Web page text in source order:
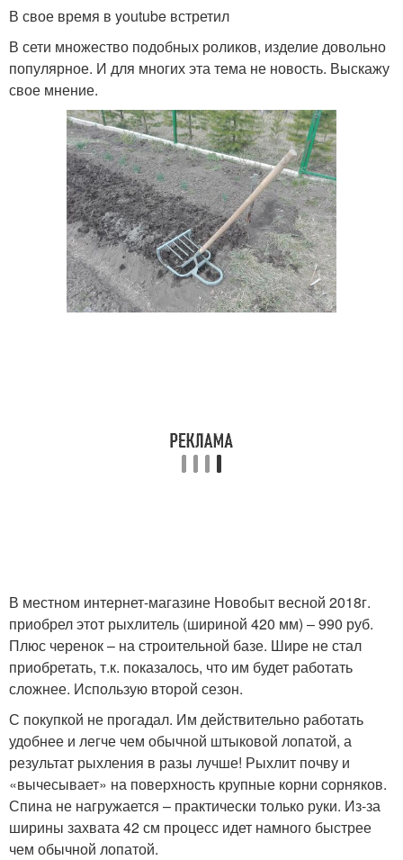
В свое время в youtube встретил
В сети множество подобных роликов, изделие довольно
популярное. И для многих эта тема не новость. Выскажу
свое мнение.
В местном интернет-магазине Новобыт весной 2018г.
приобрел этот рыхлитель (шириной 420 мм) – 990 руб.
Плюс черенок – на строительной базе. Шире не стал
приобретать, т.к. показалось, что им будет работать
сложнее. Использую второй сезон.
С покупкой не прогадал. Им действительно работать
удобнее и легче чем обычной штыковой лопатой, а
результат рыхления в разы лучше! Рыхлит почву и
«вычесывает» на поверхность крупные корни сорняков.
Спина не нагружается – практически только руки. Из-за
ширины захвата 42 см процесс идет намного быстрее
чем обычной лопатой.